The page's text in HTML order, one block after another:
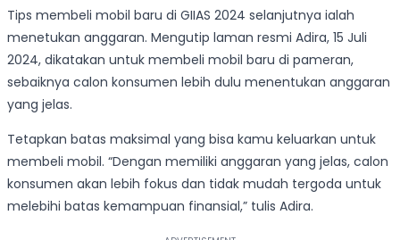
Tips membeli mobil baru di GIIAS 2024 selanjutnya ialah
menetukan anggaran. Mengutip laman resmi Adira, 15 Juli
2024, dikatakan untuk membeli mobil baru di pameran,
sebaiknya calon konsumen lebih dulu menentukan anggaran
yang jelas.
Tetapkan batas maksimal yang bisa kamu keluarkan untuk
membeli mobil. “Dengan memiliki anggaran yang jelas, calon
konsumen akan lebih fokus dan tidak mudah tergoda untuk
melebihi batas kemampuan finansial,” tulis Adira.